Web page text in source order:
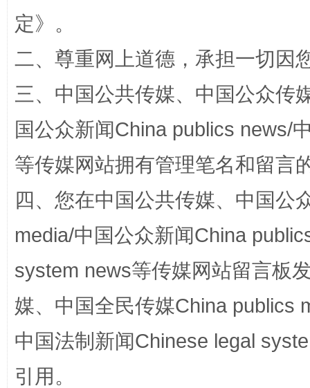
定》。
二、尊重网上道德，承担一切因
三、中国公共传媒、中国公众传
国公众新闻China publics news/
等传媒网站拥有管理笔名和留言
四、您在中国公共传媒、中国公
media/中国公众新闻China
system news等传媒网站留言板
媒、中国全民传媒China publics
中国法制新闻Chinese legal
引用。